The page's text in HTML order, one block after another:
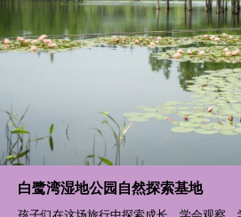
招商外滩玺
承上过去，启下未来。以现代设计之语演